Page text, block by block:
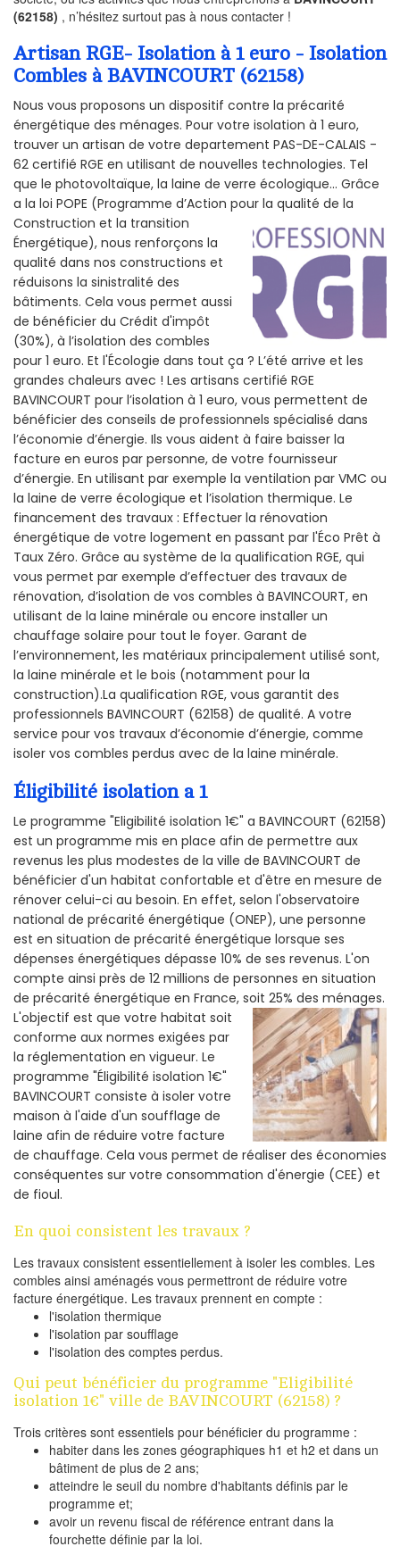
(62158) , n’hésitez surtout pas à nous contacter !
Artisan RGE- Isolation à 1 euro - Isolation
Combles à BAVINCOURT (62158)
Nous vous proposons un dispositif contre la précarité
énergétique des ménages. Pour votre isolation à 1 euro,
trouver un artisan de votre departement PAS-DE-CALAIS -
62 certifié RGE en utilisant de nouvelles technologies. Tel
que le photovoltaïque, la laine de verre écologique... Grâce
a la loi POPE (Programme d’Action pour la qualité de la
Construction et la transition
Énergétique), nous renforçons la
qualité dans nos constructions et
réduisons la sinistralité des
bâtiments. Cela vous permet aussi
de bénéficier du Crédit d'impôt
(30%), à l’isolation des combles
pour 1 euro. Et l'Écologie dans tout ça ? L’été arrive et les
grandes chaleurs avec ! Les artisans certifié RGE
BAVINCOURT pour l’isolation à 1 euro, vous permettent de
bénéficier des conseils de professionnels spécialisé dans
l’économie d’énergie. Ils vous aident à faire baisser la
facture en euros par personne, de votre fournisseur
d’énergie. En utilisant par exemple la ventilation par VMC ou
la laine de verre écologique et l’isolation thermique. Le
financement des travaux : Effectuer la rénovation
énergétique de votre logement en passant par l'Éco Prêt à
Taux Zéro. Grâce au système de la qualification RGE, qui
vous permet par exemple d’effectuer des travaux de
rénovation, d’isolation de vos combles à BAVINCOURT, en
utilisant de la laine minérale ou encore installer un
chauffage solaire pour tout le foyer. Garant de
l’environnement, les matériaux principalement utilisé sont,
la laine minérale et le bois (notamment pour la
construction).La qualification RGE, vous garantit des
professionnels BAVINCOURT (62158) de qualité. A votre
service pour vos travaux d’économie d’énergie, comme
isoler vos combles perdus avec de la laine minérale.
Éligibilité isolation a 1
Le programme "Eligibilité isolation 1€" a BAVINCOURT (62158)
est un programme mis en place afin de permettre aux
revenus les plus modestes de la ville de BAVINCOURT de
bénéficier d'un habitat confortable et d'être en mesure de
rénover celui-ci au besoin. En effet, selon l'observatoire
national de précarité énergétique (ONEP), une personne
est en situation de précarité énergétique lorsque ses
dépenses énergétiques dépasse 10% de ses revenus. L'on
compte ainsi près de 12 millions de personnes en situation
de précarité énergétique en France, soit 25% des ménages.
L'objectif est que votre habitat soit
conforme aux normes exigées par
la réglementation en vigueur. Le
programme "Éligibilité isolation 1€"
BAVINCOURT consiste à isoler votre
maison à l'aide d'un soufflage de
laine afin de réduire votre facture
de chauffage. Cela vous permet de réaliser des économies
conséquentes sur votre consommation d'énergie (CEE) et
de fioul.
En quoi consistent les travaux ?
Les travaux consistent essentiellement à isoler les combles. Les
combles ainsi aménagés vous permettront de réduire votre
facture énergétique. Les travaux prennent en compte :
l'isolation thermique
l'isolation par soufflage
l'isolation des comptes perdus.
Qui peut bénéficier du programme "Eligibilité
isolation 1€" ville de BAVINCOURT (62158) ?
Trois critères sont essentiels pour bénéficier du programme :
habiter dans les zones géographiques h1 et h2 et dans un
bâtiment de plus de 2 ans;
atteindre le seuil du nombre d'habitants définis par le
programme et;
avoir un revenu fiscal de référence entrant dans la
fourchette définie par la loi.